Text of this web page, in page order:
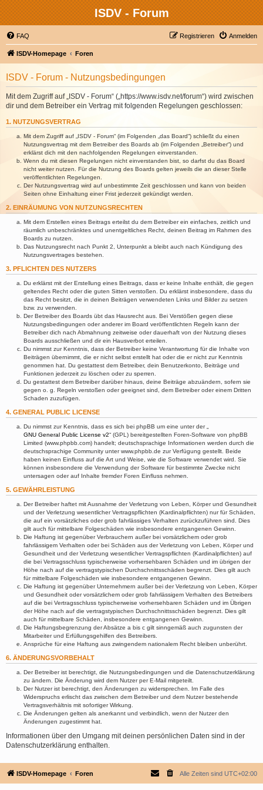
ISDV - Forum
FAQ Anmelden
Registrieren
ISDV-Homepage Foren
ISDV - Forum - Nutzungsbedingungen
Mit dem Zugriff auf „ISDV - Forum“ („https://www.isdv.net/forum“) wird zwischen
dir und dem Betreiber ein Vertrag mit folgenden Regelungen geschlossen:
1. NUTZUNGSVERTRAG
Mit dem Zugriff auf „ISDV - Forum“ (im Folgenden „das Board“) schließt du einen
Nutzungsvertrag mit dem Betreiber des Boards ab (im Folgenden „Betreiber“) und
erklärst dich mit den nachfolgenden Regelungen einverstanden.
Wenn du mit diesen Regelungen nicht einverstanden bist, so darfst du das Board
nicht weiter nutzen. Für die Nutzung des Boards gelten jeweils die an dieser Stelle
veröffentlichten Regelungen.
Der Nutzungsvertrag wird auf unbestimmte Zeit geschlossen und kann von beiden
Seiten ohne Einhaltung einer Frist jederzeit gekündigt werden.
2. EINRÄUMUNG VON NUTZUNGSRECHTEN
Mit dem Erstellen eines Beitrags erteilst du dem Betreiber ein einfaches, zeitlich und
räumlich unbeschränktes und unentgeltliches Recht, deinen Beitrag im Rahmen des
Boards zu nutzen.
Das Nutzungsrecht nach Punkt 2, Unterpunkt a bleibt auch nach Kündigung des
Nutzungsvertrages bestehen.
3. PFLICHTEN DES NUTZERS
Du erklärst mit der Erstellung eines Beitrags, dass er keine Inhalte enthält, die gegen
geltendes Recht oder die guten Sitten verstoßen. Du erklärst insbesondere, dass du
das Recht besitzt, die in deinen Beiträgen verwendeten Links und Bilder zu setzen
bzw. zu verwenden.
Der Betreiber des Boards übt das Hausrecht aus. Bei Verstößen gegen diese
Nutzungsbedingungen oder anderer im Board veröffentlichten Regeln kann der
Betreiber dich nach Abmahnung zeitweise oder dauerhaft von der Nutzung dieses
Boards ausschließen und dir ein Hausverbot erteilen.
Du nimmst zur Kenntnis, dass der Betreiber keine Verantwortung für die Inhalte von
Beiträgen übernimmt, die er nicht selbst erstellt hat oder die er nicht zur Kenntnis
genommen hat. Du gestattest dem Betreiber, dein Benutzerkonto, Beiträge und
Funktionen jederzeit zu löschen oder zu sperren.
Du gestattest dem Betreiber darüber hinaus, deine Beiträge abzuändern, sofern sie
gegen o. g. Regeln verstoßen oder geeignet sind, dem Betreiber oder einem Dritten
Schaden zuzufügen.
4. GENERAL PUBLIC LICENSE
Du nimmst zur Kenntnis, dass es sich bei phpBB um eine unter der „
GNU General Public License v2“ (GPL) bereitgestellten Foren-Software von phpBB
Limited (www.phpbb.com) handelt; deutschsprachige Informationen werden durch die
deutschsprachige Community unter www.phpbb.de zur Verfügung gestellt. Beide
haben keinen Einfluss auf die Art und Weise, wie die Software verwendet wird. Sie
können insbesondere die Verwendung der Software für bestimmte Zwecke nicht
untersagen oder auf Inhalte fremder Foren Einfluss nehmen.
5. GEWÄHRLEISTUNG
Der Betreiber haftet mit Ausnahme der Verletzung von Leben, Körper und Gesundheit
und der Verletzung wesentlicher Vertragspflichten (Kardinalpflichten) nur für Schäden,
die auf ein vorsätzliches oder grob fahrlässiges Verhalten zurückzuführen sind. Dies
gilt auch für mittelbare Folgeschäden wie insbesondere entgangenen Gewinn.
Die Haftung ist gegenüber Verbrauchern außer bei vorsätzlichem oder grob
fahrlässigem Verhalten oder bei Schäden aus der Verletzung von Leben, Körper und
Gesundheit und der Verletzung wesentlicher Vertragspflichten (Kardinalpflichten) auf
die bei Vertragsschluss typischerweise vorhersehbaren Schäden und im übrigen der
Höhe nach auf die vertragstypischen Durchschnittsschäden begrenzt. Dies gilt auch
für mittelbare Folgeschäden wie insbesondere entgangenen Gewinn.
Die Haftung ist gegenüber Unternehmern außer bei der Verletzung von Leben, Körper
und Gesundheit oder vorsätzlichem oder grob fahrlässigem Verhalten des Betreibers
auf die bei Vertragsschluss typischerweise vorhersehbaren Schäden und im Übrigen
der Höhe nach auf die vertragstypischen Durchschnittsschäden begrenzt. Dies gilt
auch für mittelbare Schäden, insbesondere entgangenen Gewinn.
Die Haftungsbegrenzung der Absätze a bis c gilt sinngemäß auch zugunsten der
Mitarbeiter und Erfüllungsgehilfen des Betreibers.
Ansprüche für eine Haftung aus zwingendem nationalem Recht bleiben unberührt.
6. ÄNDERUNGSVORBEHALT
Der Betreiber ist berechtigt, die Nutzungsbedingungen und die Datenschutzerklärung
zu ändern. Die Änderung wird dem Nutzer per E-Mail mitgeteilt.
Der Nutzer ist berechtigt, den Änderungen zu widersprechen. Im Falle des
Widerspruchs erlischt das zwischen dem Betreiber und dem Nutzer bestehende
Vertragsverhältnis mit sofortiger Wirkung.
Die Änderungen gelten als anerkannt und verbindlich, wenn der Nutzer den
Änderungen zugestimmt hat.
Informationen über den Umgang mit deinen persönlichen Daten sind in der
Datenschutzerklärung enthalten.
ISDV-Homepage Foren Alle Zeiten sind UTC+02:00